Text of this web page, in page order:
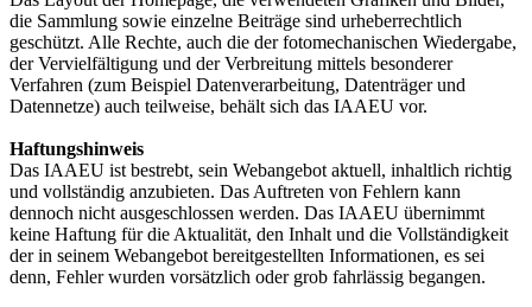
die Sammlung sowie einzelne Beiträge sind urheberrechtlich
geschützt. Alle Rechte, auch die der fotomechanischen Wiedergabe,
der Vervielfältigung und der Verbreitung mittels besonderer
Verfahren (zum Beispiel Datenverarbeitung, Datenträger und
Datennetze) auch teilweise, behält sich das IAAEU vor.
Haftungshinweis
Das IAAEU ist bestrebt, sein Webangebot aktuell, inhaltlich richtig
und vollständig anzubieten. Das Auftreten von Fehlern kann
dennoch nicht ausgeschlossen werden. Das IAAEU übernimmt
keine Haftung für die Aktualität, den Inhalt und die Vollständigkeit
der in seinem Webangebot bereitgestellten Informationen, es sei
denn, Fehler wurden vorsätzlich oder grob fahrlässig begangen.